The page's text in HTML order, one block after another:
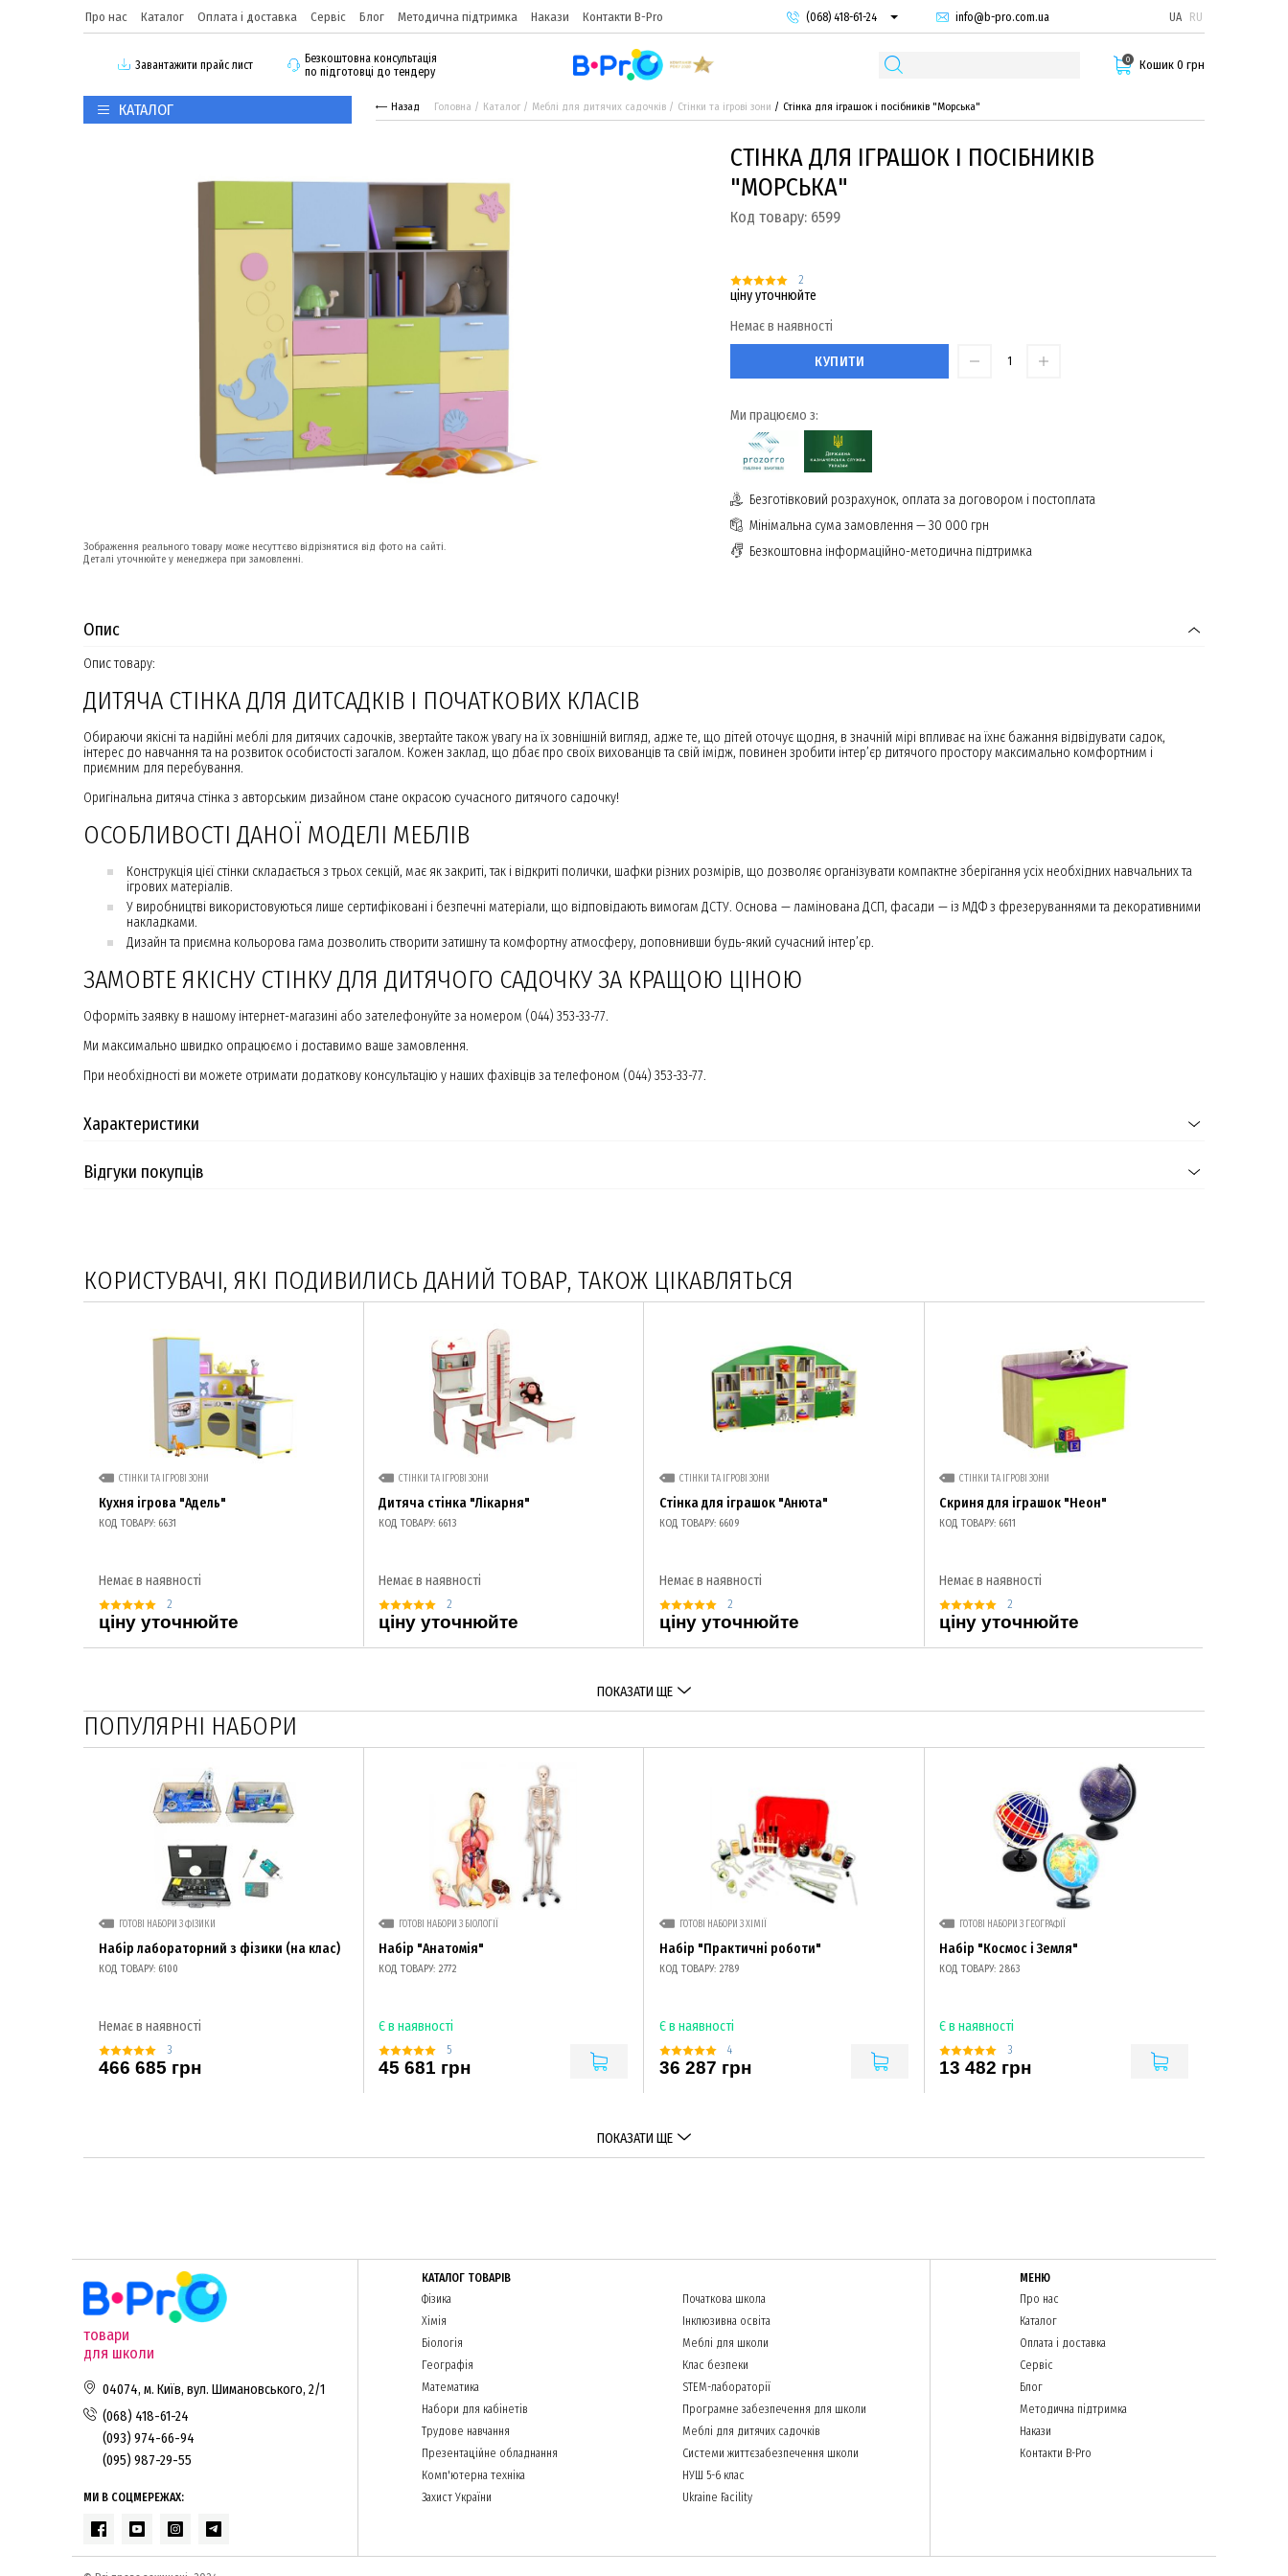
Про нас Каталог Оплата і доставка Сервіс Блог Методична підтримка Накази Контакти B-Pro
(068) 418-61-24
info@b-pro.com.ua UA RU
3авантажити прайс лист
Безкоштовна консультація
по підготовці до тендеру
0 Кошик 0 грн
КАТАЛОГ Назад Головна Каталог Меблі для дитячих садочків Стінки та ігрові зони Стінка для іграшок і посібників "Морська"
Зображення реального товару може несуттєво відрізнятися від фото на сайті.
Деталі уточнюйте у менеджера при замовленні.
СТІНКА ДЛЯ ІГРАШОК І ПОСІБНИКІВ
"МОРСЬКА"
Код товару: 6599
2
ціну уточнюйте
Немає в наявності
КУПИТИ
Ми працюємо з:
Безготівковий розрахунок, оплата за договором і постоплата
Мінімальна сума замовлення — 30 000 грн
Безкоштовна інформаційно-методична підтримка
Опис
Опис товару:
ДИТЯЧА СТІНКА ДЛЯ ДИТСАДКІВ І ПОЧАТКОВИХ КЛАСІВ
Обираючи якісні та надійні меблі для дитячих садочків, звертайте також увагу на їх зовнішній вигляд, адже те, що дітей оточує щодня, в значній мірі впливає на їхнє бажання відвідувати садок,
інтерес до навчання та на розвиток особистості загалом. Кожен заклад, що дбає про своїх вихованців та свій імідж, повинен зробити інтер’єр дитячого простору максимально комфортним і
приємним для перебування.
Оригінальна дитяча стінка з авторським дизайном стане окрасою сучасного дитячого садочку!
ОСОБЛИВОСТІ ДАНОЇ МОДЕЛІ МЕБЛІВ
Конструкція цієї стінки складається з трьох секцій, має як закриті, так і відкриті полички, шафки різних розмірів, що дозволяє організувати компактне зберігання усіх необхідних навчальних та
ігрових матеріалів.
У виробництві використовуються лише сертифіковані і безпечні матеріали, що відповідають вимогам ДСТУ. Основа — ламінована ДСП, фасади — із МДФ з фрезеруваннями та декоративними
накладками.
Дизайн та приємна кольорова гама дозволить створити затишну та комфортну атмосферу, доповнивши будь-який сучасний інтер’єр.
ЗАМОВТЕ ЯКІСНУ СТІНКУ ДЛЯ ДИТЯЧОГО САДОЧКУ ЗА КРАЩОЮ ЦІНОЮ
Оформіть заявку в нашому інтернет-магазині або зателефонуйте за номером (044) 353-33-77.
Ми максимально швидко опрацюємо і доставимо ваше замовлення.
При необхідності ви можете отримати додаткову консультацію у наших фахівців за телефоном (044) 353-33-77.
Характеристики
Відгуки покупців
КОРИСТУВАЧІ, ЯКІ ПОДИВИЛИСЬ ДАНИЙ ТОВАР, ТАКОЖ ЦІКАВЛЯТЬСЯ
СТІНКИ ТА ІГРОВІ ЗОНИ
Кухня ігрова "Адель"
КОД ТОВАРУ: 6631
Немає в наявності
2
ціну уточнюйте
СТІНКИ ТА ІГРОВІ ЗОНИ
Дитяча стінка "Лікарня"
КОД ТОВАРУ: 6613
Немає в наявності
2
ціну уточнюйте
СТІНКИ ТА ІГРОВІ ЗОНИ
Стінка для іграшок "Анюта"
КОД ТОВАРУ: 6609
Немає в наявності
2
ціну уточнюйте
СТІНКИ ТА ІГРОВІ ЗОНИ
Скриня для іграшок "Неон"
КОД ТОВАРУ: 6611
Немає в наявності
2
ціну уточнюйте
ПОКАЗАТИ ЩЕ
ПОПУЛЯРНІ НАБОРИ
ГОТОВІ НАБОРИ З ФІЗИКИ
Набір лабораторний з фізики (на клас)
КОД ТОВАРУ: 6100
Немає в наявності
3
466 685 грн
ГОТОВІ НАБОРИ З БІОЛОГІЇ
Набір "Анатомія"
КОД ТОВАРУ: 2772
Є в наявності
5
45 681 грн
ГОТОВІ НАБОРИ З ХІМІЇ
Набір "Практичні роботи"
КОД ТОВАРУ: 2789
Є в наявності
4
36 287 грн
ГОТОВІ НАБОРИ З ГЕОГРАФІЇ
Набір "Космос і Земля"
КОД ТОВАРУ: 2863
Є в наявності
3
13 482 грн
ПОКАЗАТИ ЩЕ
товари
для школи
04074, м. Київ, вул. Шимановського, 2/1
(068) 418-61-24
(093) 974-66-94
(095) 987-29-55
МИ В СОЦМЕРЕЖАХ:
КАТАЛОГ ТОВАРІВ
Фізика
Хімія
Біологія
Географія
Математика
Набори для кабінетів
Трудове навчання
Презентаційне обладнання
Комп'ютерна техніка
Захист України
Початкова школа
Інклюзивна освіта
Меблі для школи
Клас безпеки
STEM-лабораторії
Програмне забезпечення для школи
Меблі для дитячих садочків
Системи життєзабезпечення школи
НУШ 5-6 клас
Ukraine Facility
МЕНЮ
Про нас
Каталог
Оплата і доставка
Сервіс
Блог
Методична підтримка
Накази
Контакти B-Pro